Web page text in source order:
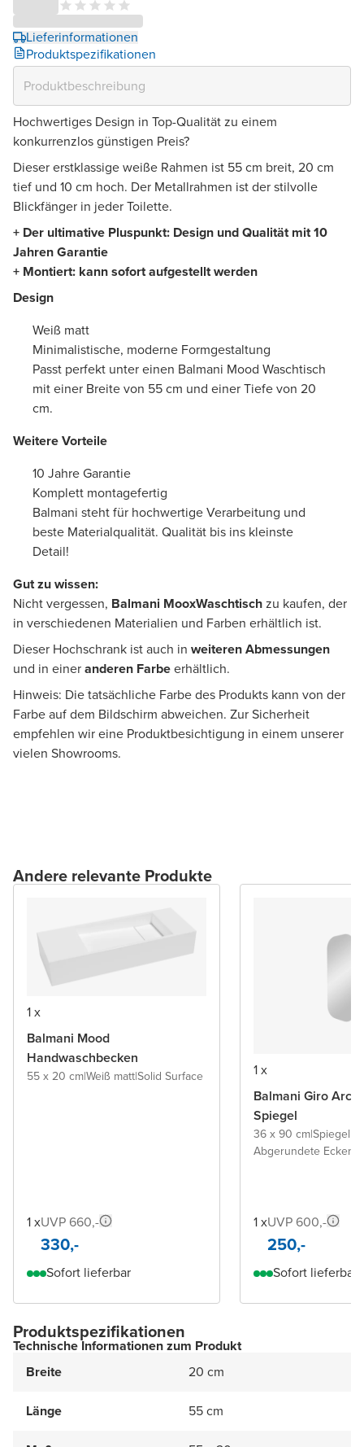
Lieferinformationen
Produktspezifikationen
Hochwertiges Design in Top-Qualität zu einem
konkurrenzlos günstigen Preis?
Dieser erstklassige weiße Rahmen ist 55 cm breit, 20 cm
tief und 10 cm hoch. Der Metallrahmen ist der stilvolle
Blickfänger in jeder Toilette.
+ Der ultimative Pluspunkt: Design und Qualität mit 10
Jahren Garantie
+ Montiert: kann sofort aufgestellt werden
Design
Weiß matt
Minimalistische, moderne Formgestaltung
Passt perfekt unter einen Balmani Mood Waschtisch
mit einer Breite von 55 cm und einer Tiefe von 20
cm.
Weitere Vorteile
10 Jahre Garantie
Komplett montagefertig
Balmani steht für hochwertige Verarbeitung und
beste Materialqualität. Qualität bis ins kleinste
Detail!
Gut zu wissen:
Nicht vergessen, Balmani MooxWaschtischzu kaufen, der
in verschiedenen Materialien und Farben erhältlich ist.
Dieser Hochschrank ist auch in weiteren Abmessungen
und in eineranderen Farbeerhältlich.
Hinweis: Die tatsächliche Farbe des Produkts kann von der
Farbe auf dem Bildschirm abweichen. Zur Sicherheit
empfehlen wir eine Produktbesichtigung in einem unserer
vielen Showrooms.
Andere relevante Produkte
1 x
Balmani Mood
Handwaschbecken
55 x 20 cm|Weiß matt|Solid Surface
1 xUVP 660,-
330,-
Sofort lieferbar
1 x
Balmani Giro
Spiegel
36 x 90 cm|Spiegel
Abgerundete Ecken
1 xUVP 600,-
250,-
Sofort lieferbar
Produktspezifikationen
Technische Informationen zum Produkt
Breite
20 cm
Länge 55 cm